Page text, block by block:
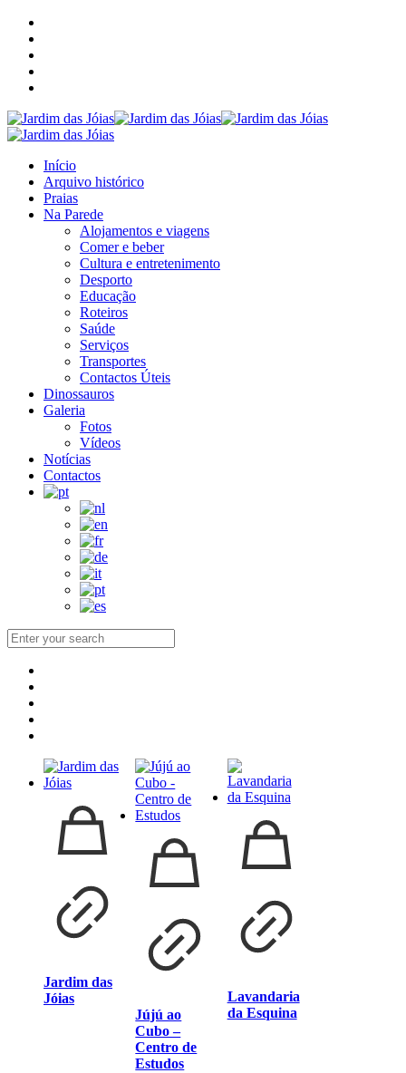
Início
Arquivo histórico
Praias
Na Parede
Alojamentos e viagens
Comer e beber
Cultura e entretenimento
Desporto
Educação
Roteiros
Saúde
Serviços
Transportes
Contactos Úteis
Dinossauros
Galeria
Fotos
Vídeos
Notícias
Contactos
Jardim das
Jóias
Jújú ao
Cubo –
Centro de
Estudos
Lavandaria
da Esquina